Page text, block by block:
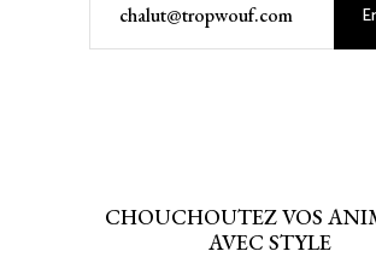
CHOUCHOUTEZ VOS
AVEC STYLE